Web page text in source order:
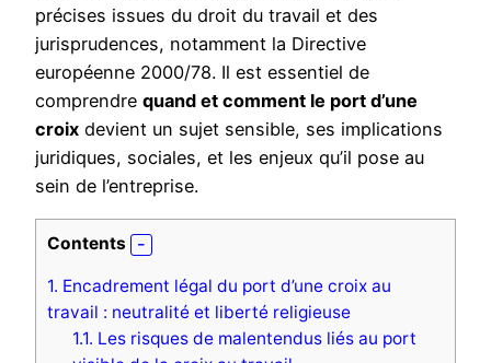
précises issues du droit du travail et des
jurisprudences, notamment la Directive
européenne 2000/78. Il est essentiel de
comprendre quand et comment le port d’une
croix devient un sujet sensible, ses implications
juridiques, sociales, et les enjeux qu’il pose au
sein de l’entreprise.
Contents
1. Encadrement légal du port d’une croix au
travail : neutralité et liberté religieuse
1.1. Les risques de malentendus liés au port